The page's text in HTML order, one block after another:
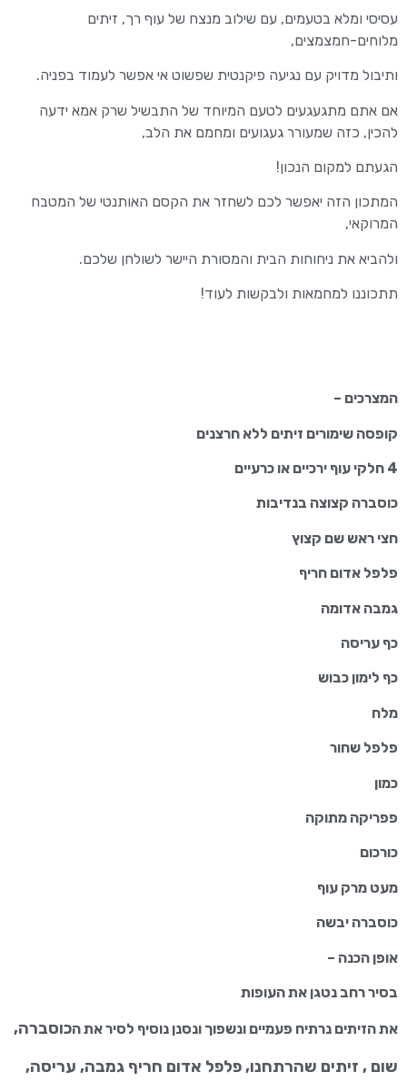
עסיסי ומלא בטעמים, עם שילוב מנצח של עוף רך, זיתים
מלוחים-חמצמצים,
ותיבול מדויק עם נגיעה פיקנטית שפשוט אי אפשר לעמוד בפניה.
אם אתם מתגעגעים לטעם המיוחד של התבשיל שרק אמא ידעה
להכין, כזה שמעורר געגועים ומחמם את הלב,
הגעתם למקום הנכון!
המתכון הזה יאפשר לכם לשחזר את הקסם האותנטי של המטבח
המרוקאי,
ולהביא את ניחוחות הבית והמסורת היישר לשולחן שלכם.
תתכוננו למחמאות ולבקשות לעוד!
המצרכים –
קופסה שימורים זיתים ללא חרצנים
4 חלקי עוף ירכיים או כרעיים
כוסברה קצוצה בנדיבות
חצי ראש שם קצוץ
פלפל אדום חריף
גמבה אדומה
כף עריסה
כף לימון כבוש
מלח
פלפל שחור
כמון
פפריקה מתוקה
כורכום
מעט מרק עוף
כוסברה יבשה
אופן הכנה –
בסיר רחב נטגן את העופות
את הזיתים נרתיח פעמיים ונשפוך ונסנן נוסיף לסיר את הכוסברה,
שום , זיתים שהרתחנו, פלפל אדום חריף גמבה, עריסה,